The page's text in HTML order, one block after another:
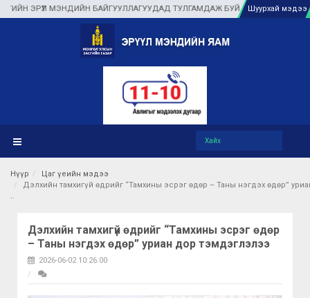
МЭНДИЙН БАЙГУУЛЛАГУУДАД ТУЛГАМДАЖ БУЙ АСУУДЛЫГ ГАЗАР
Шуурхай мэдээ
Нүүр
Цаг үеийн мэдээ
Дэлхийн тамхигүй өдрийг “Тамхины эсрэг өдөр – Таны нэгдэх өдөр”
Дэлхийн тамхигүй өдрийг “Тамхины эсрэг өдөр
– Таны нэгдэх өдөр” уриан дор тэмдэглэлээ
2026-06-02 10:26:00